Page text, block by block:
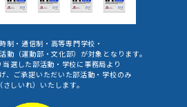
制・通信制・高等専門学校・
動（運動部・文化部）が対象となります。
当選した部活動・学校に事務局より
、ご承諾いただいた部活動・学校のみ
さしいれ）いたします。